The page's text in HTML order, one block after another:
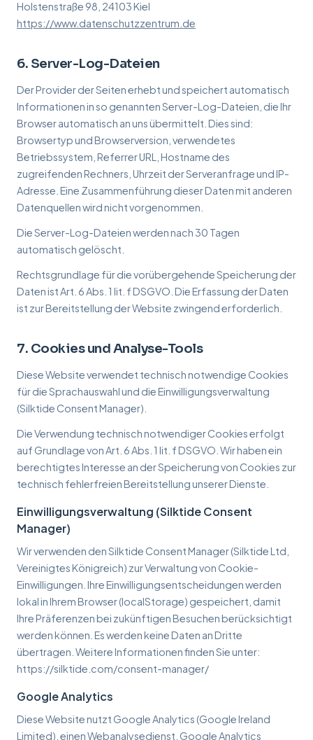
Holstenstraße 98, 24103 Kiel
https://www.datenschutzzentrum.de
6. Server-Log-Dateien
Der Provider der Seiten erhebt und speichert automatisch
Informationen in so genannten Server-Log-Dateien, die Ihr
Browser automatisch an uns übermittelt. Dies sind:
Browsertyp und Browserversion, verwendetes
Betriebssystem, Referrer URL, Hostname des
zugreifenden Rechners, Uhrzeit der Serveranfrage und IP-
Adresse. Eine Zusammenführung dieser Daten mit anderen
Datenquellen wird nicht vorgenommen.
Die Server-Log-Dateien werden nach 30 Tagen
automatisch gelöscht.
Rechtsgrundlage für die vorübergehende Speicherung der
Daten ist Art. 6 Abs. 1 lit. f DSGVO. Die Erfassung der Daten
ist zur Bereitstellung der Website zwingend erforderlich.
7. Cookies und Analyse-Tools
Diese Website verwendet technisch notwendige Cookies
für die Sprachauswahl und die Einwilligungsverwaltung
(Silktide Consent Manager).
Die Verwendung technisch notwendiger Cookies erfolgt
auf Grundlage von Art. 6 Abs. 1 lit. f DSGVO. Wir haben ein
berechtigtes Interesse an der Speicherung von Cookies zur
technisch fehlerfreien Bereitstellung unserer Dienste.
Einwilligungsverwaltung (Silktide Consent
Manager)
Wir verwenden den Silktide Consent Manager (Silktide Ltd,
Vereinigtes Königreich) zur Verwaltung von Cookie-
Einwilligungen. Ihre Einwilligungsentscheidungen werden
lokal in Ihrem Browser (localStorage) gespeichert, damit
Ihre Präferenzen bei zukünftigen Besuchen berücksichtigt
werden können. Es werden keine Daten an Dritte
übertragen. Weitere Informationen finden Sie unter:
https://silktide.com/consent-manager/
Google Analytics
Diese Website nutzt Google Analytics (Google Ireland
Limited), einen Webanalysedienst. Google Analytics